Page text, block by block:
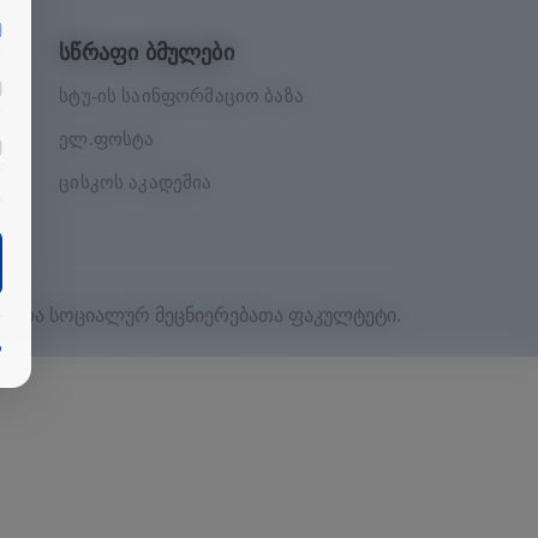
სწრაფი ბმულები
სტუ-ის საინფორმაციო ბაზა
ელ.ფოსტა
ცისკოს აკადემია
და სოციალურ მეცნიერებათა ფაკულტეტი.